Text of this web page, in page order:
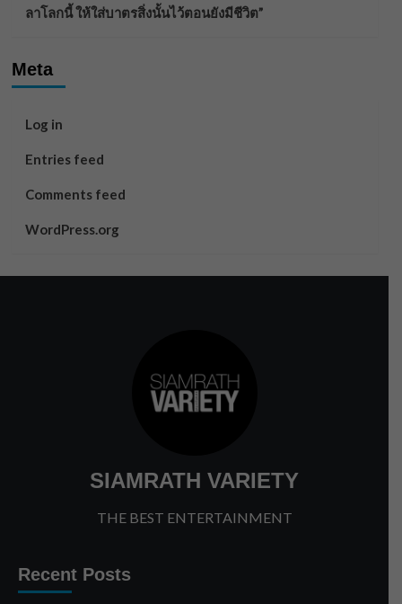
ลาโลกนี้ ให้ใส่บาตรสิ่งนั้นไว้ตอนยังมีชีวิต”
Meta
Log in
Entries feed
Comments feed
WordPress.org
SIAMRATH VARIETY
THE BEST ENTERTAINMENT
Recent Posts